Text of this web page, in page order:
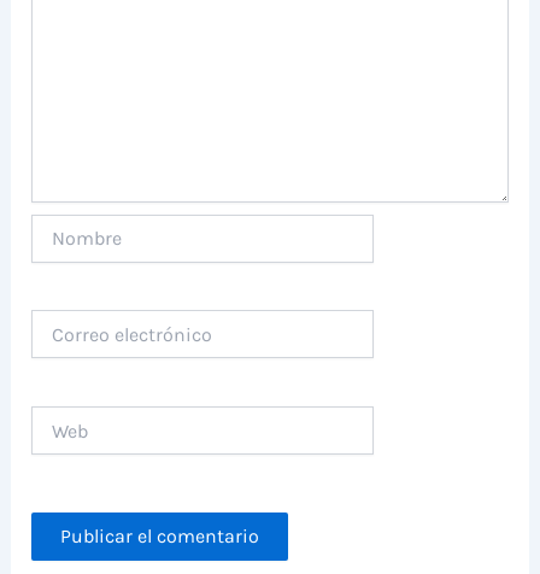
electrónico